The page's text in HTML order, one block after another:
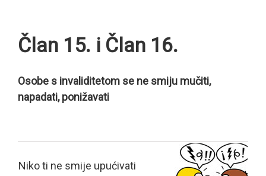
Član 15. i Član 16.
Osobe s invaliditetom se ne smiju mučiti,
napadati, ponižavati
Niko ti ne smije upućivati